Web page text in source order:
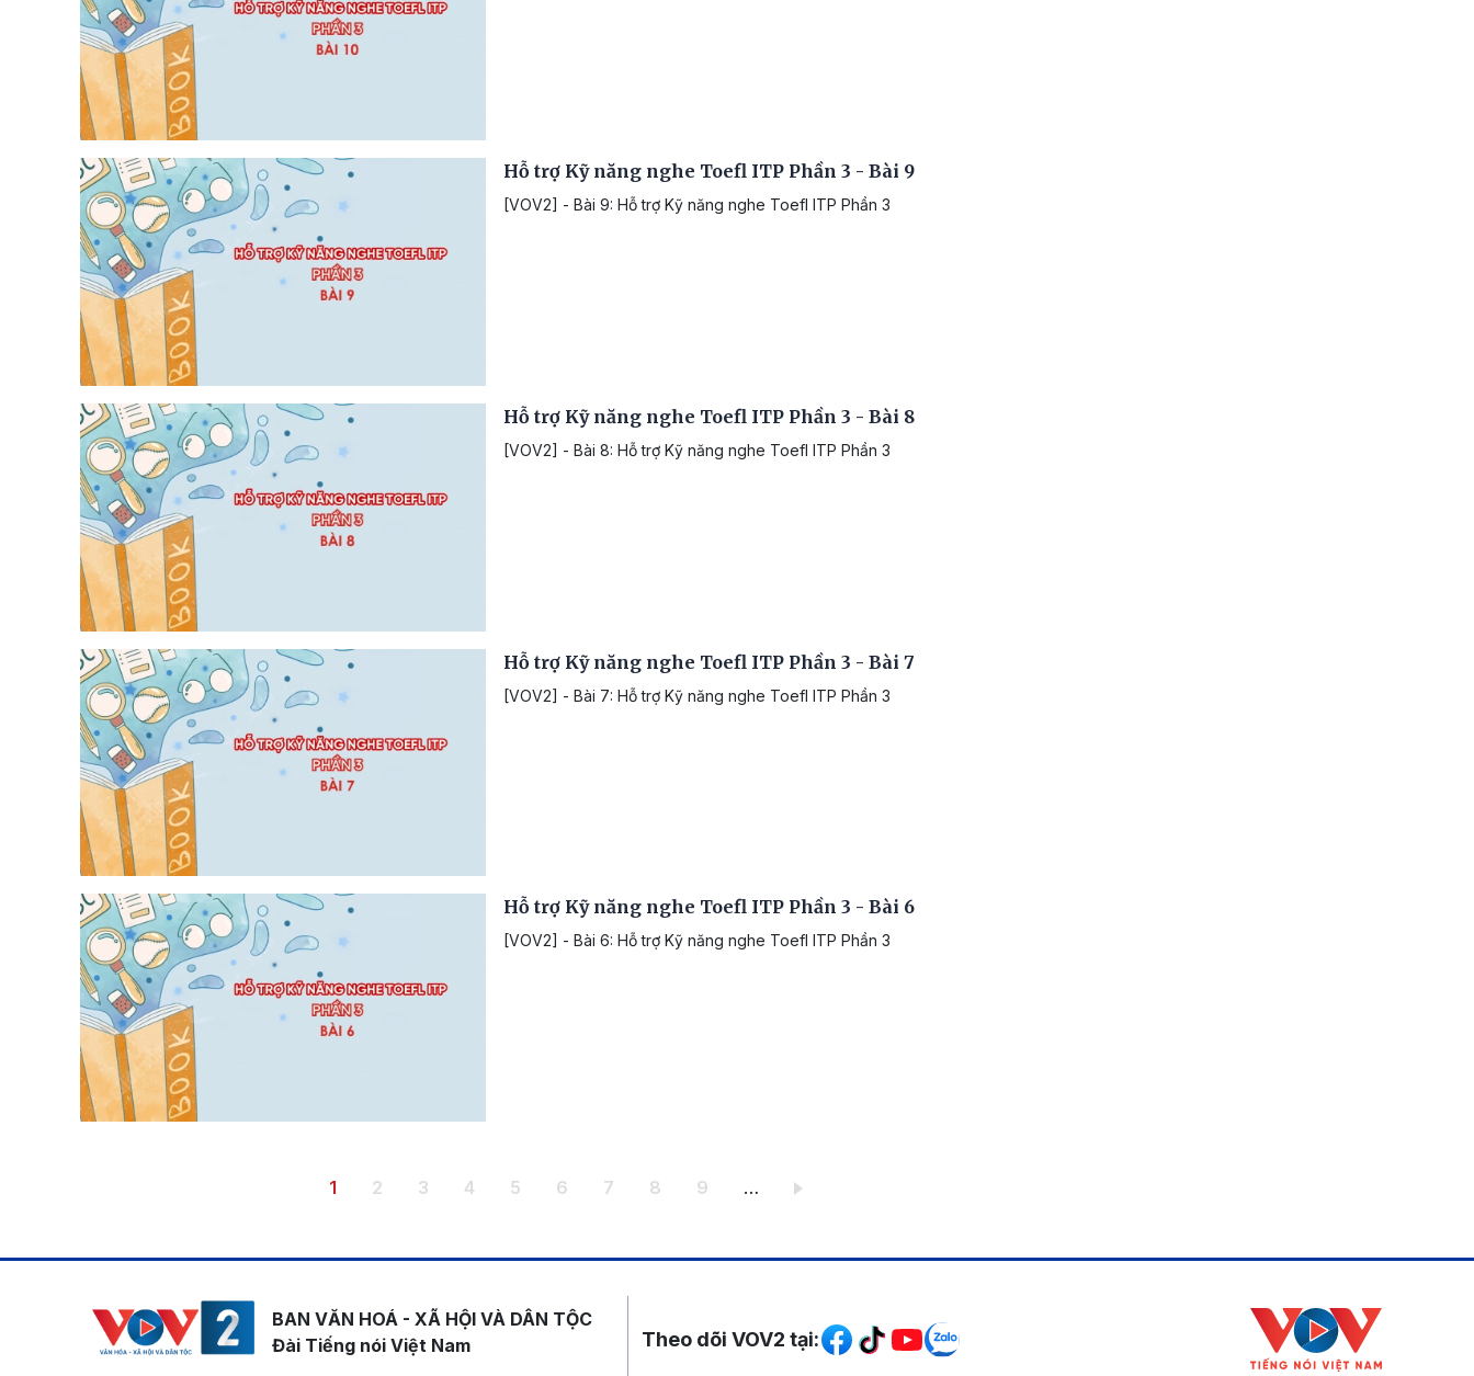
Hỗ trợ Kỹ năng nghe Toefl ITP Phần 3 - Bài 9
[VOV2] - Bài 9: Hỗ trợ Kỹ năng nghe Toefl ITP Phần 3
Hỗ trợ Kỹ năng nghe Toefl ITP Phần 3 - Bài 8
[VOV2] - Bài 8: Hỗ trợ Kỹ năng nghe Toefl ITP Phần 3
Hỗ trợ Kỹ năng nghe Toefl ITP Phần 3 - Bài 7
[VOV2] - Bài 7: Hỗ trợ Kỹ năng nghe Toefl ITP Phần 3
Hỗ trợ Kỹ năng nghe Toefl ITP Phần 3 - Bài 6
[VOV2] - Bài 6: Hỗ trợ Kỹ năng nghe Toefl ITP Phần 3
Trang hiện thời
1 Trang
2 Trang
3 Trang
4 Trang
5 Trang
6 Trang
7 Trang
8 Trang
9 …
BAN VĂN HOÁ - XÃ HỘI VÀ DÂN TỘC
Đài Tiếng nói Việt Nam
Mạng xã hội
Theo dõi VOV2 tại: